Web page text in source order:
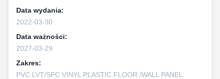
Data wydania:
2022-03-30
Data ważności:
2027-03-29
Zakres:
PVC LVT/SPC VINYL PLASTIC FLOOR /WALL PANEL